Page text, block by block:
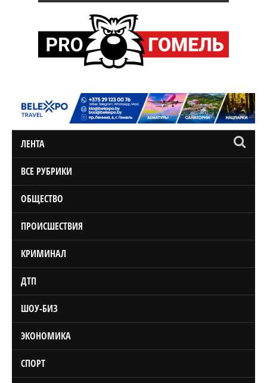
ЛЕНТА
ВСЕ РУБРИКИ
ОБЩЕСТВО
ПРОИСШЕСТВИЯ
КРИМИНАЛ
ДТП
ШОУ-БИЗ
ЭКОНОМИКА
СПОРТ